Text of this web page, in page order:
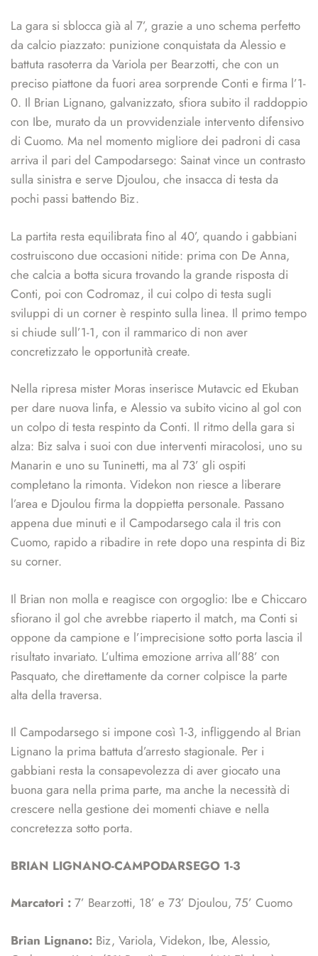
La gara si sblocca già al 7’, grazie a uno schema perfetto
da calcio piazzato: punizione conquistata da Alessio e
battuta rasoterra da Variola per Bearzotti, che con un
preciso piattone da fuori area sorprende Conti e firma l’1-
0. Il Brian Lignano, galvanizzato, sfiora subito il raddoppio
con Ibe, murato da un provvidenziale intervento difensivo
di Cuomo. Ma nel momento migliore dei padroni di casa
arriva il pari del Campodarsego: Sainat vince un contrasto
sulla sinistra e serve Djoulou, che insacca di testa da
pochi passi battendo Biz.
La partita resta equilibrata fino al 40’, quando i gabbiani
costruiscono due occasioni nitide: prima con De Anna,
che calcia a botta sicura trovando la grande risposta di
Conti, poi con Codromaz, il cui colpo di testa sugli
sviluppi di un corner è respinto sulla linea. Il primo tempo
si chiude sull’1-1, con il rammarico di non aver
concretizzato le opportunità create.
Nella ripresa mister Moras inserisce Mutavcic ed Ekuban
per dare nuova linfa, e Alessio va subito vicino al gol con
un colpo di testa respinto da Conti. Il ritmo della gara si
alza: Biz salva i suoi con due interventi miracolosi, uno su
Manarin e uno su Tuninetti, ma al 73’ gli ospiti
completano la rimonta. Videkon non riesce a liberare
l’area e Djoulou firma la doppietta personale. Passano
appena due minuti e il Campodarsego cala il tris con
Cuomo, rapido a ribadire in rete dopo una respinta di Biz
su corner.
Il Brian non molla e reagisce con orgoglio: Ibe e Chiccaro
sfiorano il gol che avrebbe riaperto il match, ma Conti si
oppone da campione e l’imprecisione sotto porta lascia il
risultato invariato. L’ultima emozione arriva all’88’ con
Pasquato, che direttamente da corner colpisce la parte
alta della traversa.
Il Campodarsego si impone così 1-3, infliggendo al Brian
Lignano la prima battuta d’arresto stagionale. Per i
gabbiani resta la consapevolezza di aver giocato una
buona gara nella prima parte, ma anche la necessità di
crescere nella gestione dei momenti chiave e nella
concretezza sotto porta.
BRIAN LIGNANO-CAMPODARSEGO 1-3
Marcatori : 7’ Bearzotti, 18’ e 73’ Djoulou, 75’ Cuomo
Brian Lignano: Biz, Variola, Videkon, Ibe, Alessio,